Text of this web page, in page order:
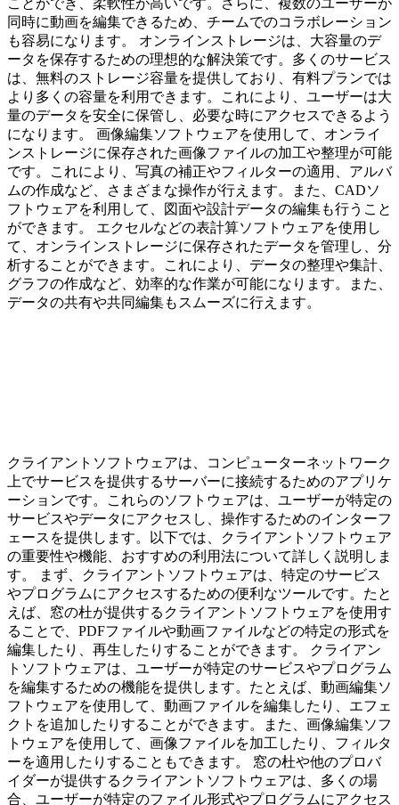
ことができ、柔軟性が高いです。さらに、複数のユーザーが
同時に動画を編集できるため、チームでのコラボレーション
も容易になります。 オンラインストレージは、大容量のデ
ータを保存するための理想的な解決策です。多くのサービス
は、無料のストレージ容量を提供しており、有料プランでは
より多くの容量を利用できます。これにより、ユーザーは大
量のデータを安全に保管し、必要な時にアクセスできるよう
になります。 画像編集ソフトウェアを使用して、オンライ
ンストレージに保存された画像ファイルの加工や整理が可能
です。これにより、写真の補正やフィルターの適用、アルバ
ムの作成など、さまざまな操作が行えます。また、CADソ
フトウェアを利用して、図面や設計データの編集も行うこと
ができます。 エクセルなどの表計算ソフトウェアを使用し
て、オンラインストレージに保存されたデータを管理し、分
析することができます。これにより、データの整理や集計、
グラフの作成など、効率的な作業が可能になります。また、
データの共有や共同編集もスムーズに行えます。
クライアントソフトウェアは、コンピューターネットワーク
上でサービスを提供するサーバーに接続するためのアプリケ
ーションです。これらのソフトウェアは、ユーザーが特定の
サービスやデータにアクセスし、操作するためのインターフ
ェースを提供します。以下では、クライアントソフトウェア
の重要性や機能、おすすめの利用法について詳しく説明しま
す。 まず、クライアントソフトウェアは、特定のサービス
やプログラムにアクセスするための便利なツールです。たと
えば、窓の杜が提供するクライアントソフトウェアを使用す
ることで、PDFファイルや動画ファイルなどの特定の形式を
編集したり、再生したりすることができます。 クライアン
トソフトウェアは、ユーザーが特定のサービスやプログラム
を編集するための機能を提供します。たとえば、動画編集ソ
フトウェアを使用して、動画ファイルを編集したり、エフェ
クトを追加したりすることができます。また、画像編集ソフ
トウェアを使用して、画像ファイルを加工したり、フィルタ
ーを適用したりすることもできます。 窓の杜や他のプロバ
イダーが提供するクライアントソフトウェアは、多くの場
合、ユーザーが特定のファイル形式やプログラムにアクセス